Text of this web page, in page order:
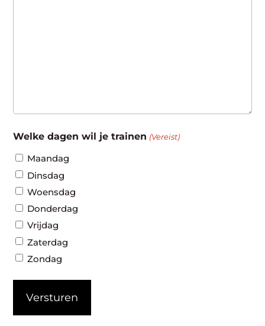
Welke dagen wil je trainen (Vereist)
Maandag
Dinsdag
Woensdag
Donderdag
Vrijdag
Zaterdag
Zondag